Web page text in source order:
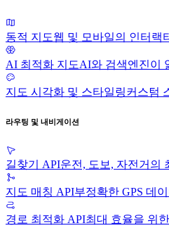
동적 지도웹 및 모바일의 인터랙
AI 최적화 지도AI와 검색엔진이
지도 시각화 및 스타일링커스텀
라우팅 및 내비게이션
길찾기 API운전, 도보, 자전거의
지도 매칭 API부정확한 GPS 데
경로 최적화 API최대 효율을 위